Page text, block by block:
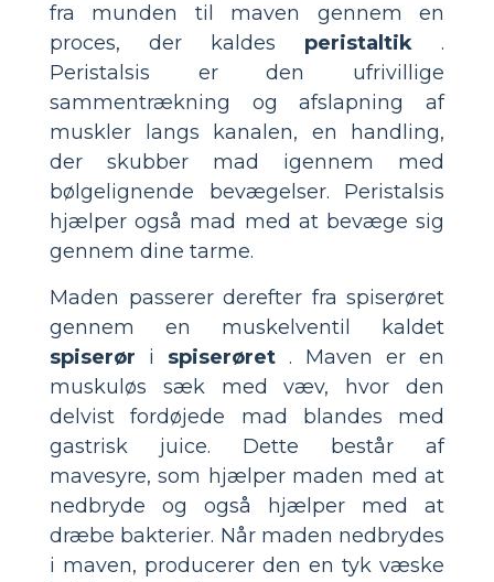
fra munden til maven gennem en
proces, der kaldes peristaltik .
Peristalsis er den ufrivillige
sammentrækning og afslapning af
muskler langs kanalen, en handling,
der skubber mad igennem med
bølgelignende bevægelser. Peristalsis
hjælper også mad med at bevæge sig
gennem dine tarme.
Maden passerer derefter fra spiserøret
gennem en muskelventil kaldet
spiserør i spiserøret . Maven er en
muskuløs sæk med væv, hvor den
delvist fordøjede mad blandes med
gastrisk juice. Dette består af
mavesyre, som hjælper maden med at
nedbryde og også hjælper med at
dræbe bakterier. Når maden nedbrydes
i maven, producerer den en tyk væske